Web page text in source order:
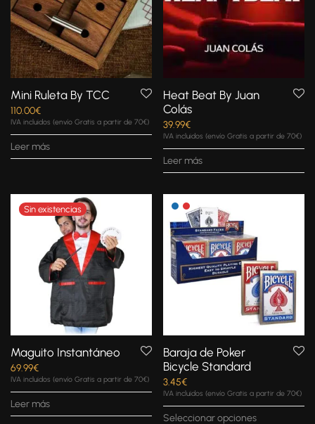
Mini Ruleta By TCC
110.00€
IVA incluidos (envío Gratis a partir de 70€)
Leer más
Heat Beat By Juan
Colás
39.99€
IVA incluidos (envío Gratis a partir de 70€)
Leer más
Maguito Instantáneo
69.99€
IVA incluidos (envío Gratis a partir de 70€)
Leer más
Baraja de Poker
Bicycle Standard
3.45€
IVA incluidos (envío Gratis a partir de 70€)
Seleccionar opciones